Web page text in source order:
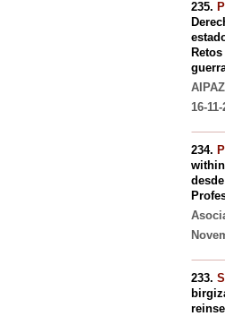
235.
16-
234.
233.